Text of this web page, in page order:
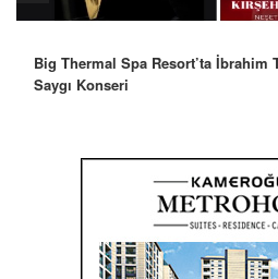
Robbie Williams’tan İstanbul’a
Olacak”